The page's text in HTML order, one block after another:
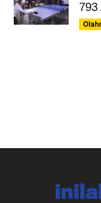
793